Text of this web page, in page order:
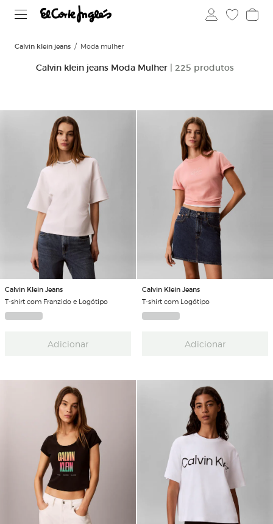
Calvin klein jeans Moda mulher
Calvin klein jeans Moda Mulher | 225 produtos
Calvin Klein Jeans
T-shirt com Franzido e Logótipo
Adicionar
Calvin Klein Jeans
T-shirt com Logótipo
Adicionar